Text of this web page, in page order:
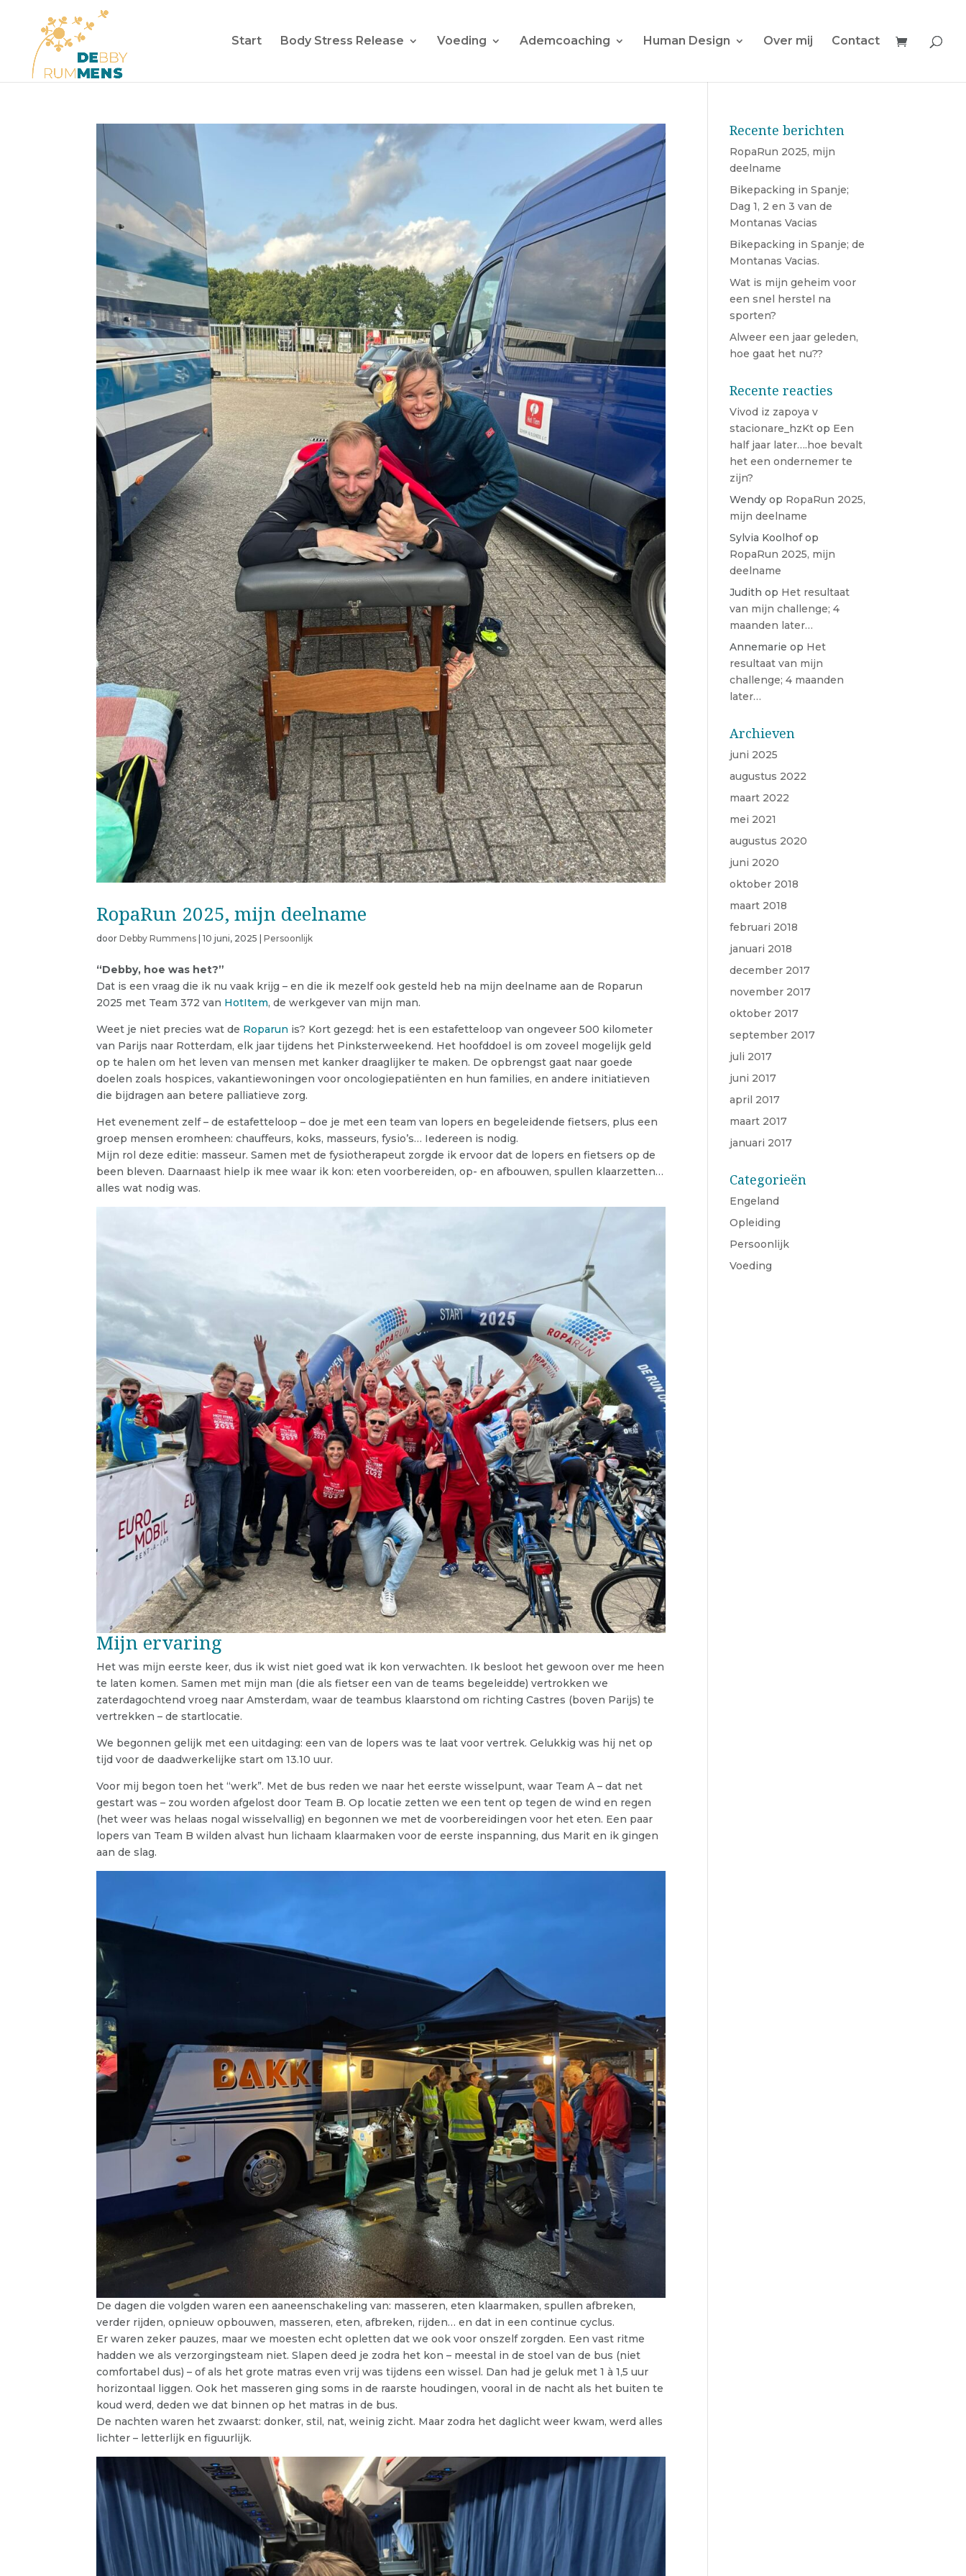
Start Body Stress Release Voeding Ademcoaching Human Design Over mij Contact
RopaRun 2025, mijn deelname
doorDebby Rummens |10 juni, 2025 |Persoonlijk
“Debby, hoe was het?”
Dat is een vraag die ik nu vaak krijg – en die ik mezelf ook gesteld heb na mijn deelname aan de Roparun
2025 met Team 372 van HotItem, de werkgever van mijn man.
Weet je niet precies wat de Roparun is? Kort gezegd: het is een estafetteloop van ongeveer 500 kilometer
van Parijs naar Rotterdam, elk jaar tijdens het Pinksterweekend. Het hoofddoel is om zoveel mogelijk geld
op te halen om het leven van mensen met kanker draaglijker te maken. De opbrengst gaat naar goede
doelen zoals hospices, vakantiewoningen voor oncologiepatiënten en hun families, en andere initiatieven
die bijdragen aan betere palliatieve zorg.
Het evenement zelf – de estafetteloop – doe je met een team van lopers en begeleidende fietsers, plus een
groep mensen eromheen: chauffeurs, koks, masseurs, fysio’s… Iedereen is nodig.
Mijn rol deze editie: masseur. Samen met de fysiotherapeut zorgde ik ervoor dat de lopers en fietsers op de
been bleven. Daarnaast hielp ik mee waar ik kon: eten voorbereiden, op- en afbouwen, spullen klaarzetten…
alles wat nodig was.
Mijn ervaring
Het was mijn eerste keer, dus ik wist niet goed wat ik kon verwachten. Ik besloot het gewoon over me heen
te laten komen. Samen met mijn man (die als fietser een van de teams begeleidde) vertrokken we
zaterdagochtend vroeg naar Amsterdam, waar de teambus klaarstond om richting Castres (boven Parijs) te
vertrekken – de startlocatie.
We begonnen gelijk met een uitdaging: een van de lopers was te laat voor vertrek. Gelukkig was hij net op
tijd voor de daadwerkelijke start om 13.10 uur.
Voor mij begon toen het “werk”. Met de bus reden we naar het eerste wisselpunt, waar Team A – dat net
gestart was – zou worden afgelost door Team B. Op locatie zetten we een tent op tegen de wind en regen
(het weer was helaas nogal wisselvallig) en begonnen we met de voorbereidingen voor het eten. Een paar
lopers van Team B wilden alvast hun lichaam klaarmaken voor de eerste inspanning, dus Marit en ik gingen
aan de slag.
De dagen die volgden waren een aaneenschakeling van: masseren, eten klaarmaken, spullen afbreken,
verder rijden, opnieuw opbouwen, masseren, eten, afbreken, rijden… en dat in een continue cyclus.
Er waren zeker pauzes, maar we moesten echt opletten dat we ook voor onszelf zorgden. Een vast ritme
hadden we als verzorgingsteam niet. Slapen deed je zodra het kon – meestal in de stoel van de bus (niet
comfortabel dus) – of als het grote matras even vrij was tijdens een wissel. Dan had je geluk met 1 à 1,5 uur
horizontaal liggen. Ook het masseren ging soms in de raarste houdingen, vooral in de nacht als het buiten te
koud werd, deden we dat binnen op het matras in de bus.
De nachten waren het zwaarst: donker, stil, nat, weinig zicht. Maar zodra het daglicht weer kwam, werd alles
lichter – letterlijk en figuurlijk.
Recente berichten
RopaRun 2025, mijn
deelname
Bikepacking in Spanje;
Dag 1, 2 en 3 van de
Montanas Vacias
Bikepacking in Spanje; de
Montanas Vacias.
Wat is mijn geheim voor
een snel herstel na
sporten?
Alweer een jaar geleden,
hoe gaat het nu??
Recente reacties
Vivod iz zapoya v
stacionare_hzKt op Een
half jaar later….hoe bevalt
het een ondernemer te
zijn?
Wendy op RopaRun 2025,
mijn deelname
Sylvia Koolhofop
RopaRun 2025, mijn
deelname
Judith op Het resultaat
van mijn challenge; 4
maanden later…
Annemarie op Het
resultaat van mijn
challenge; 4 maanden
later…
Archieven
juni 2025
augustus 2022
maart 2022
mei 2021
augustus 2020
juni 2020
oktober 2018
maart 2018
februari 2018
januari 2018
december 2017
november 2017
oktober 2017
september 2017
juli 2017
juni 2017
april 2017
maart 2017
januari 2017
Categorieën
Engeland
Opleiding
Persoonlijk
Voeding